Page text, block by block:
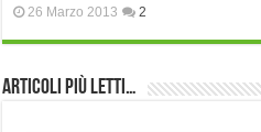
26 Marzo 2013 2
Articoli più Letti…